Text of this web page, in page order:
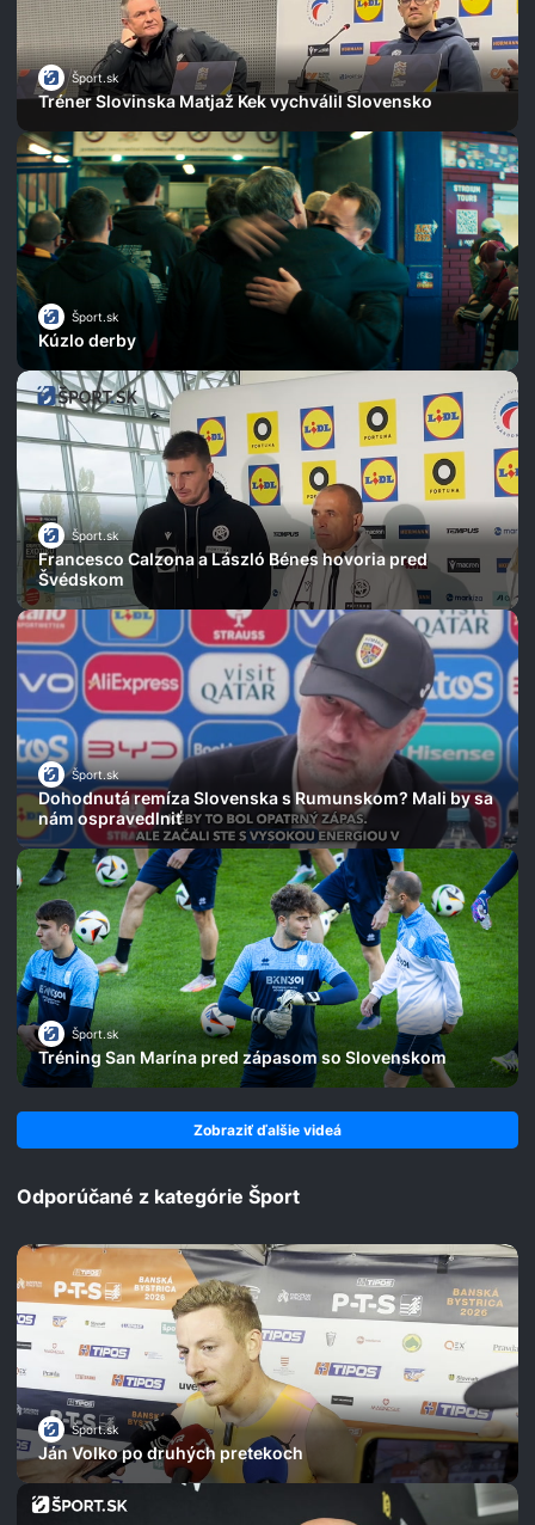
Šport.sk
Tréner Slovinska Matjaž Kek vychválil Slovensko
Šport.sk
Kúzlo derby
Šport.sk
Francesco Calzona a László Bénes hovoria pred
Švédskom
Šport.sk
Dohodnutá remíza Slovenska s Rumunskom? Mali by sa
nám ospravedlniť
Šport.sk
Tréning San Marína pred zápasom so Slovenskom
Zobraziť ďalšie videá
Odporúčané z kategórie Šport
Šport.sk
Ján Volko po druhých pretekoch